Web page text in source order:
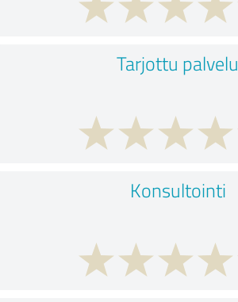
Tarjottu palvelu
Konsultointi